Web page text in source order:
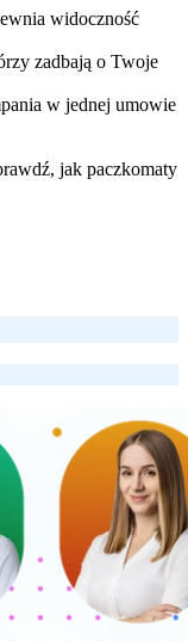
widoczność
zadbają o Twoje
w jednej umowie
jak paczkomaty